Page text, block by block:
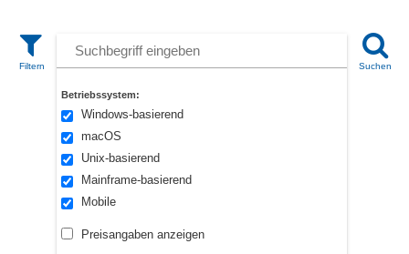
Betriebssystem:
Windows-basierend
macOS
Unix-basierend
Mainframe-basierend
Mobile
Preisangaben anzeigen